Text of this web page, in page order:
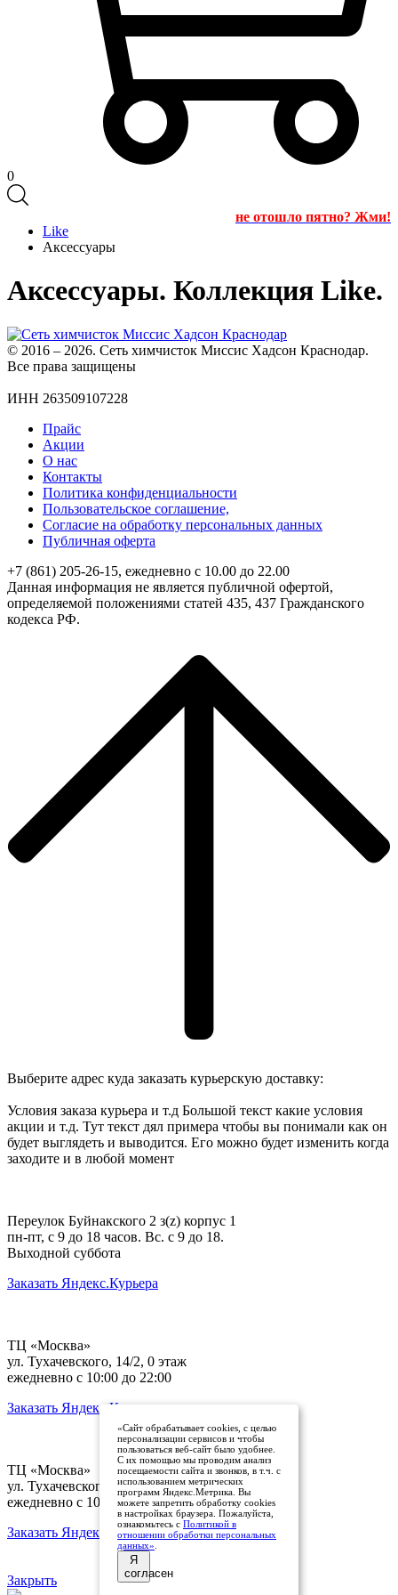
0
не отошло пятно? Жми!
Like
Аксессуары
Аксессуары. Коллекция Like.
© 2016 – 2026. Сеть химчисток Миссис Хадсон Краснодар.
Все права защищены
ИНН 263509107228
Прайс
Акции
О нас
Контакты
Политика конфиденциальности
Пользовательское соглашение,
Согласие на обработку персональных данных
Публичная оферта
+7 (861) 205-26-15, ежедневно с 10.00 до 22.00
Данная информация не является публичной офертой,
определяемой положениями статей 435, 437 Гражданского
кодекса РФ.
Выберите адрес куда заказать курьерскую доставку:
Условия заказа курьера и т.д Большой текст какие условия
акции и т.д. Тут текст дял примера чтобы вы понимали как он
будет выглядеть и выводится. Его можно будет изменить когда
заходите и в любой момент
Переулок Буйнакского 2 з(z) корпус 1
пн-пт, с 9 до 18 часов. Вс. с 9 до 18.
Выходной суббота
Заказать Яндекс.Курьера
ТЦ «Москва»
ул. Тухачевского, 14/2, 0 этаж
ежедневно с 10:00 до 22:00
Заказать Яндекс.Курьера
ТЦ «Москва»
ул. Тухачевского, 14/2, 0 этаж
ежедневно с 10:00 до 22:00
Заказать Яндекс.Курьера
Закрыть
«Сайт обрабатывает cookies, с целью
персонализации сервисов и чтобы
пользоваться веб-сайт было удобнее.
С их помощью мы проводим анализ
посещаемости сайта и звонков, в т.ч. с
использованием метрических
программ Яндекс.Метрика. Вы
можете запретить обработку cookies
в настройках браузера. Пожалуйста,
ознакомьтесь с Политикой в
отношении обработки персональных
данных»
Я
согласен